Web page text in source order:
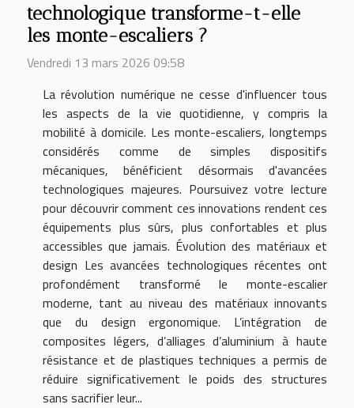
technologique transforme-t-elle
les monte-escaliers ?
Vendredi 13 mars 2026 09:58
La révolution numérique ne cesse d'influencer tous
les aspects de la vie quotidienne, y compris la
mobilité à domicile. Les monte-escaliers, longtemps
considérés comme de simples dispositifs
mécaniques, bénéficient désormais d'avancées
technologiques majeures. Poursuivez votre lecture
pour découvrir comment ces innovations rendent ces
équipements plus sûrs, plus confortables et plus
accessibles que jamais. Évolution des matériaux et
design Les avancées technologiques récentes ont
profondément transformé le monte-escalier
moderne, tant au niveau des matériaux innovants
que du design ergonomique. L’intégration de
composites légers, d’alliages d’aluminium à haute
résistance et de plastiques techniques a permis de
réduire significativement le poids des structures
sans sacrifier leur...